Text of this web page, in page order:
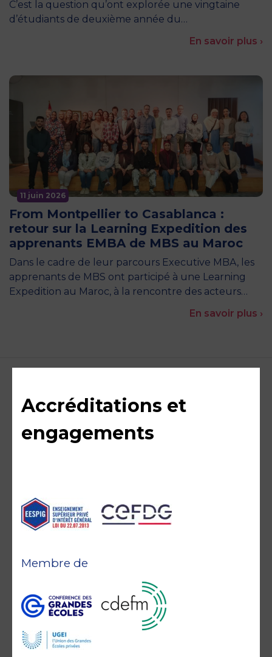
C’est la question qu’ont explorée une vingtaine
d’étudiants de deuxième année du…
En savoir plus ›
11 juin 2026
From Montpellier to Casablanca :
retour sur la Learning Expedition des
apprenants EMBA de MBS au Maroc
Dans le cadre de leur parcours Executive MBA, les
apprenants de MBS ont participé à une Learning
Expedition au Maroc, à la rencontre des acteurs…
En savoir plus ›
Accréditations et
engagements
Membre de